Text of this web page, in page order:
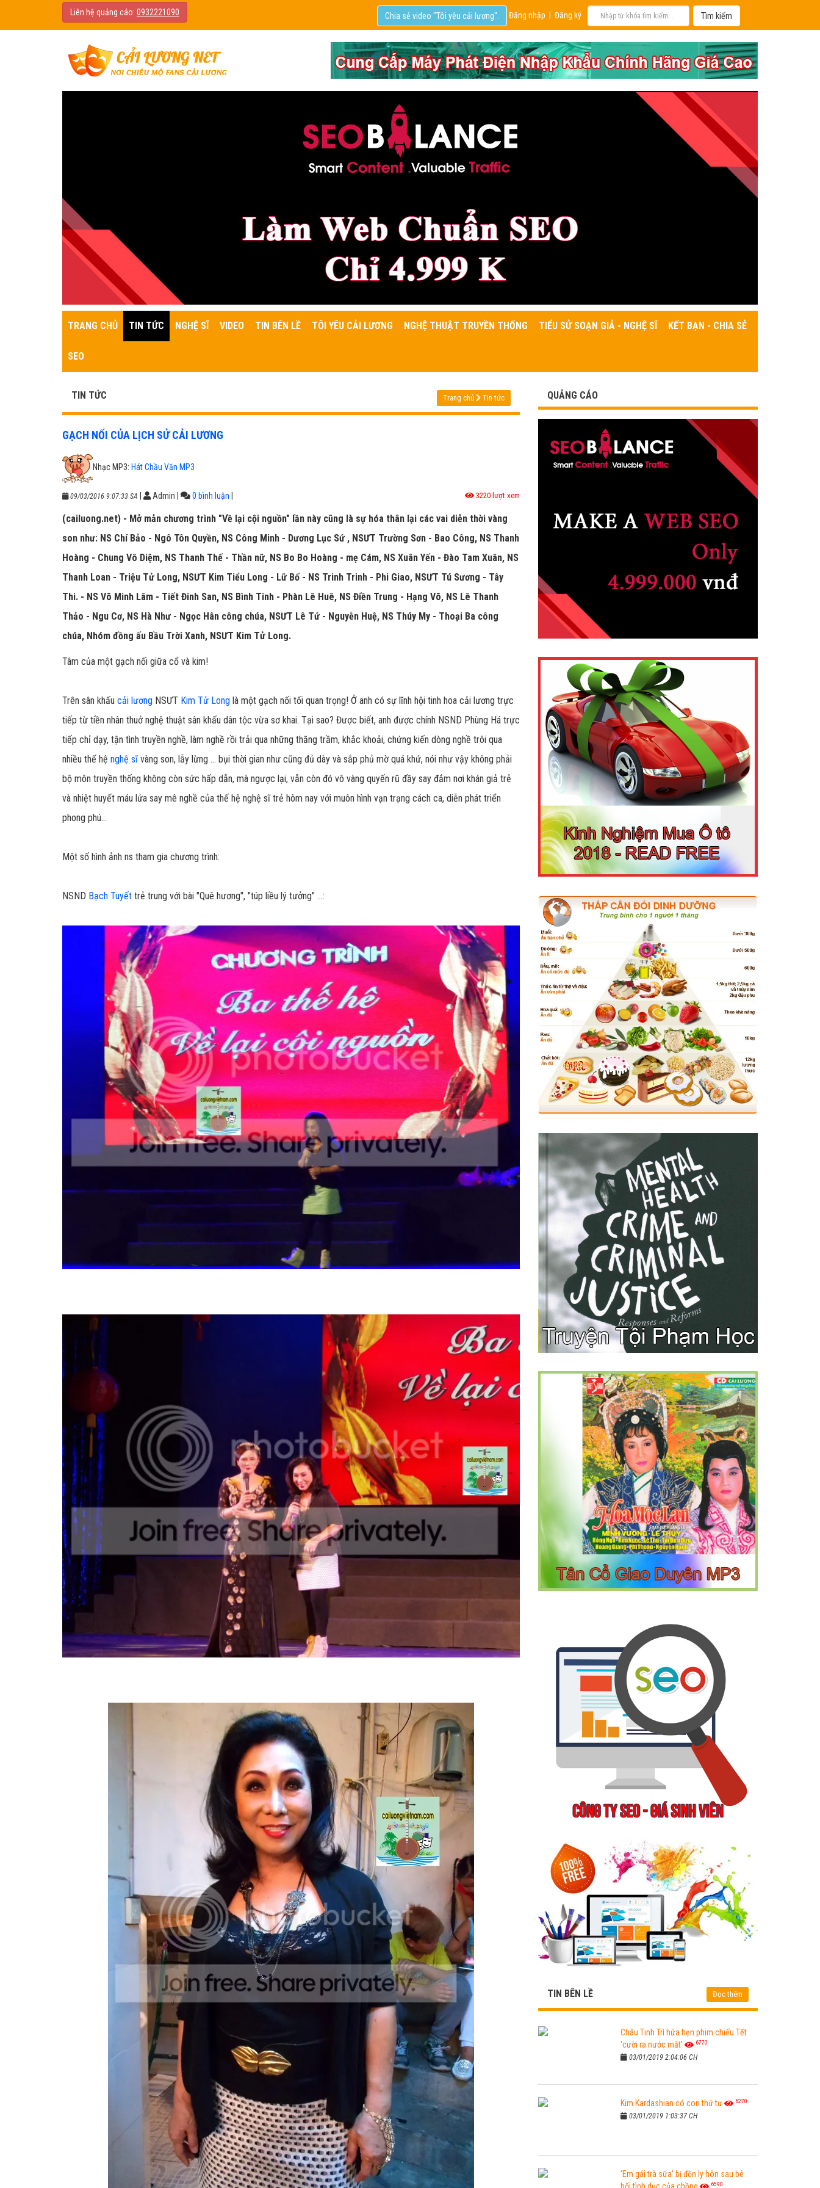
Liên hệ quảng cáo: 0932221090 Đăng nhập Đăng ký
Chia sẻ video "Tôi yêu cải lương".
TRANG CHỦ TIN TỨC NGHỆ SĨ VIDEO TIN BÊN LỀ TÔI YÊU CẢI LƯƠNG NGHỆ THUẬT TRUYỀN THỐNG TIỂU SỬ SOẠN GIẢ - NGHỆ SĨ KẾT BẠN - CHIA SẺ
SEO
TIN TỨC Trang chủ Tin tức
GẠCH NỐI CỦA LỊCH SỬ CẢI LƯƠNG
Nhạc MP3: Hát Chầu Văn MP3
09/03/2016 9:07:33 SA Admin 0 bình luận 3220 lượt xem
(cailuong.net) - Mở mản chương trình "Về lại cội nguồn" lần này cũng là sự hóa thân lại các vai diễn thời vàng
son như: NS Chí Bảo - Ngô Tôn Quyền, NS Công Minh - Dương Lục Sứ , NSƯT Trường Sơn - Bao Công, NS Thanh
Hoàng - Chung Vô Diệm, NS Thanh Thế - Thần nữ, NS Bo Bo Hoàng - mẹ Cám, NS Xuân Yến - Đào Tam Xuân, NS
Thanh Loan - Triệu Tử Long, NSƯT Kim Tiểu Long - Lữ Bố - NS Trinh Trinh - Phi Giao, NSƯT Tú Sương - Tây
Thi. - NS Võ Minh Lâm - Tiết Đinh San, NS Bình Tinh - Phàn Lê Huê, NS Điền Trung - Hạng Võ, NS Lê Thanh
Thảo - Ngu Cơ, NS Hà Như - Ngọc Hân công chúa, NSƯT Lê Tứ - Nguyễn Huệ, NS Thúy My - Thoại Ba công
chúa, Nhóm đồng ấu Bầu Trời Xanh, NSƯT Kim Tử Long.
Tâm của một gạch nối giữa cổ và kim!
Trên sân khấu cải lương NSƯT Kim Tử Long là một gạch nối tối quan trọng! Ở anh có sự lĩnh hội tinh hoa cải lương trực
tiếp từ tiền nhân thuở nghệ thuật sân khấu dân tộc vừa sơ khai. Tại sao? Được biết, anh được chính NSND Phùng Há trực
tiếp chỉ dạy, tận tình truyền nghề, làm nghề rồi trải qua những thăng trầm, khắc khoải, chứng kiến dòng nghề trôi qua
nhiều thế hệ nghệ sĩvàng son, lẫy lừng ... bụi thời gian như cũng đủ dày và sắp phủ mờ quá khứ, nói như vậy không phải
bộ môn truyền thống không còn sức hấp dẫn, mà ngược lại, vẫn còn đó vô vàng quyến rũ đầy say đắm nơi khán giả trẻ
và nhiệt huyết máu lửa say mê nghề của thế hệ nghệ sĩ trẻ hôm nay với muôn hình vạn trạng cách ca, diễn phát triển
phong phú...
Một số hình ảnh ns tham gia chương trình:
NSND Bạch Tuyết trẻ trung với bài "Quê hương", "túp liều lý tưởng" ...:
QUẢNG CÁO
TIN BÊN LỀ Đọc thêm
Châu Tinh Trì hứa hẹn phim chiếu Tết
'cười ra nước mắt'
6770
03/01/2019 2:04:06 CH
Kim Kardashian có con thứ tư 6270
03/01/2019 1:03:37 CH
'Em gái trà sữa' bị đồn ly hôn sau bê
6590
Powered by netcore.vn